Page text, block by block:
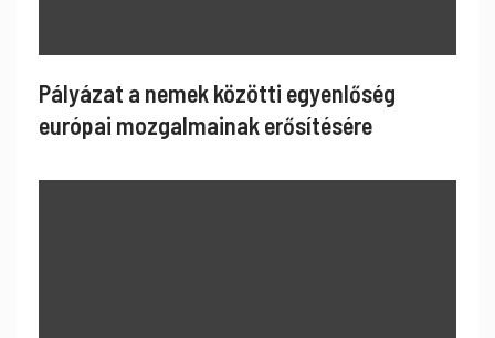
Pályázat a nemek közötti egyenlőség
európai mozgalmainak erősítésére